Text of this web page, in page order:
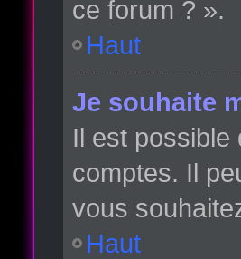
ce forum ? ».
Haut
Je souhaite
Il est possible
comptes. Il
vous
Haut